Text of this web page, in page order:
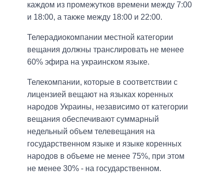
каждом из промежутков времени между 7:00
и 18:00, а также между 18:00 и 22:00.
Телерадиокомпании местной категории
вещания должны транслировать не менее
60% эфира на украинском языке.
Телекомпании, которые в соответствии с
лицензией вещают на языках коренных
народов Украины, независимо от категории
вещания обеспечивают суммарный
недельный объем телевещания на
государственном языке и языке коренных
народов в объеме не менее 75%, при этом
не менее 30% - на государственном.